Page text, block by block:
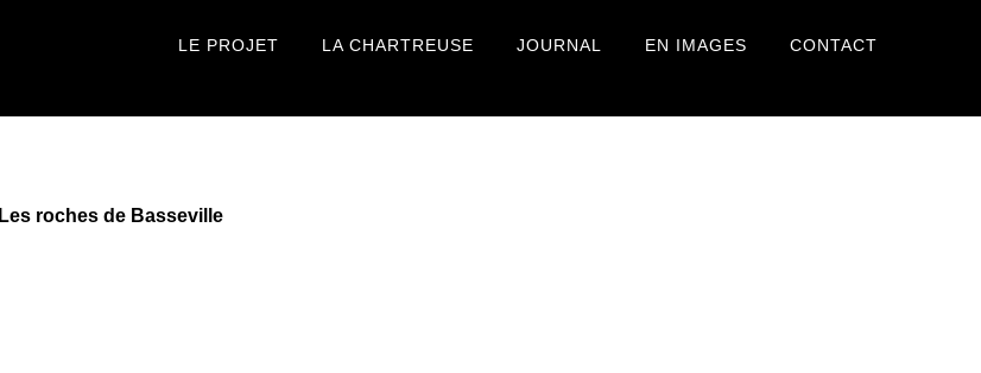
LE PROJET LA CHARTREUSE JOURNAL EN IMAGES CONTACT
Les roches de Basseville